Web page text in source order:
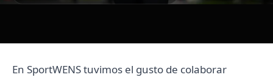
En SportWENS tuvimos el gusto de colaborar